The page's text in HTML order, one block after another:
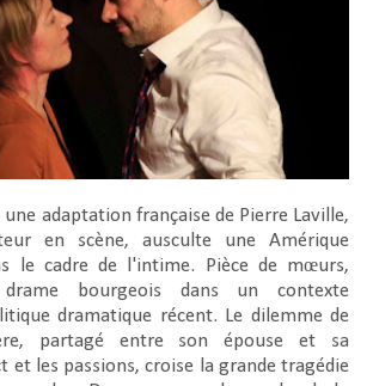
une adaptation française de Pierre Laville,
en scène, ausculte une Amérique
le cadre de l'intime. Pièce de mœurs,
bourgeois dans un contexte
dramatique récent. Le dilemme de
partagé entre son épouse et sa
et les passions, croise la grande tragédie